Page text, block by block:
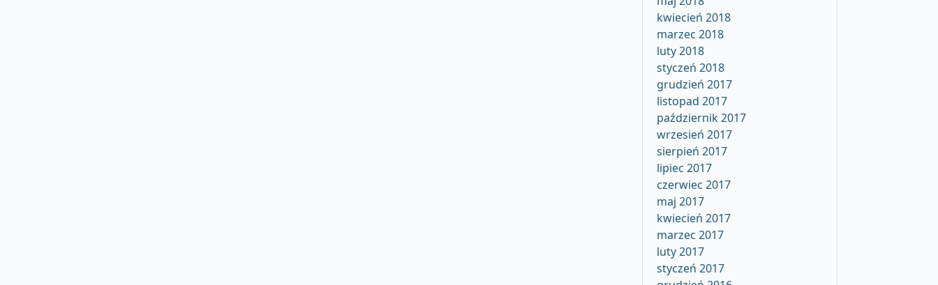
kwiecień 2018
marzec 2018
luty 2018
styczeń 2018
grudzień 2017
listopad 2017
październik 2017
wrzesień 2017
sierpień 2017
lipiec 2017
czerwiec 2017
maj 2017
kwiecień 2017
marzec 2017
luty 2017
styczeń 2017